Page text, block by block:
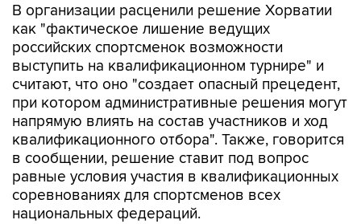
В организации расценили решение Хорватии
как "фактическое лишение ведущих
российских спортсменок возможности
выступить на квалификационном турнире" и
считают, что оно "создает опасный прецедент,
при котором административные решения могут
напрямую влиять на состав участников и ход
квалификационного отбора". Также, говорится
в сообщении, решение ставит под вопрос
равные условия участия в квалификационных
соревнованиях для спортсменов всех
национальных федераций.